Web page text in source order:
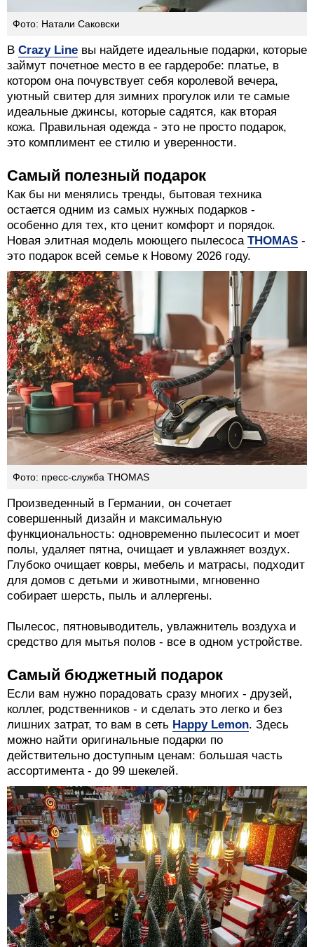
Фото: Натали Саковски
В Crazy Line вы найдете идеальные подарки, которые
займут почетное место в ее гардеробе: платье, в
котором она почувствует себя королевой вечера,
уютный свитер для зимних прогулок или те самые
идеальные джинсы, которые садятся, как вторая
кожа. Правильная одежда - это не просто подарок,
это комплимент ее стилю и уверенности.
Самый полезный подарок
Как бы ни менялись тренды, бытовая техника
остается одним из самых нужных подарков -
особенно для тех, кто ценит комфорт и порядок.
Новая элитная модель моющего пылесоса THOMAS -
это подарок всей семье к Новому 2026 году.
Фото: пресс-служба THOMAS
Произведенный в Германии, он сочетает
совершенный дизайн и максимальную
функциональность: одновременно пылесосит и моет
полы, удаляет пятна, очищает и увлажняет воздух.
Глубоко очищает ковры, мебель и матрасы, подходит
для домов с детьми и животными, мгновенно
собирает шерсть, пыль и аллергены.
Пылесос, пятновыводитель, увлажнитель воздуха и
средство для мытья полов - все в одном устройстве.
Самый бюджетный подарок
Если вам нужно порадовать сразу многих - друзей,
коллег, родственников - и сделать это легко и без
лишних затрат, то вам в сеть Happy Lemon. Здесь
можно найти оригинальные подарки по
действительно доступным ценам: большая часть
ассортимента - до 99 шекелей.